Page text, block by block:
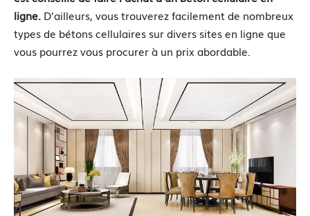
ligne. D’ailleurs, vous trouverez facilement de nombreux
types de bétons cellulaires sur divers sites en ligne que
vous pourrez vous procurer à un prix abordable.